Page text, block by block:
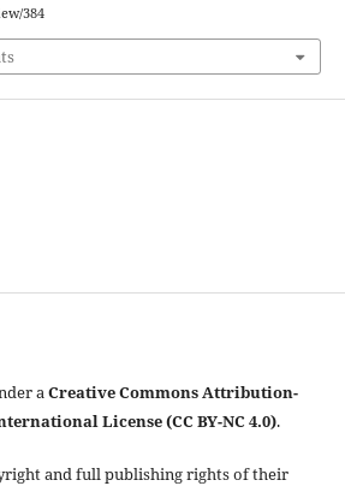
384
aCreative Commons Attribution-
License (CC BY-NC 4.0).
and full publishing rights of their